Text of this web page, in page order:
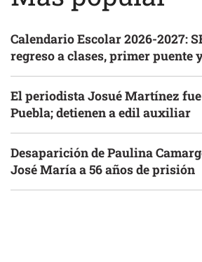
Calendario Escolar 2026-2027:
regreso a clases, primer puente
El periodista Josué Martínez
Puebla; detienen a edil auxiliar
Desaparición de Paulina
José María a 56 años de prisión